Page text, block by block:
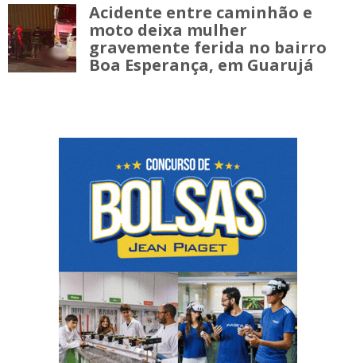
Acidente entre caminhão e
moto deixa mulher
gravemente ferida no bairro
Boa Esperança, em Guarujá